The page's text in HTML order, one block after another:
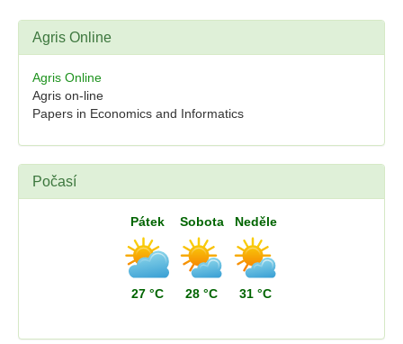
Agris Online
Agris Online
Agris on-line
Papers in Economics and Informatics
Počasí
Pátek
27 °C
Sobota
28 °C
Neděle
31 °C